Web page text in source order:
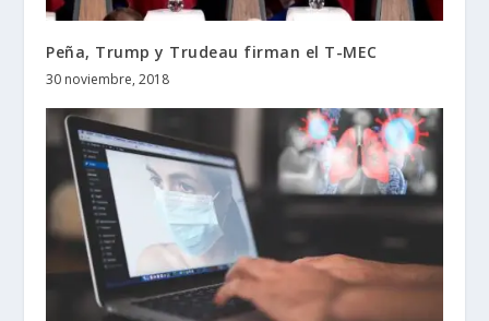
Peña, Trump y Trudeau firman el T-MEC
30 noviembre, 2018